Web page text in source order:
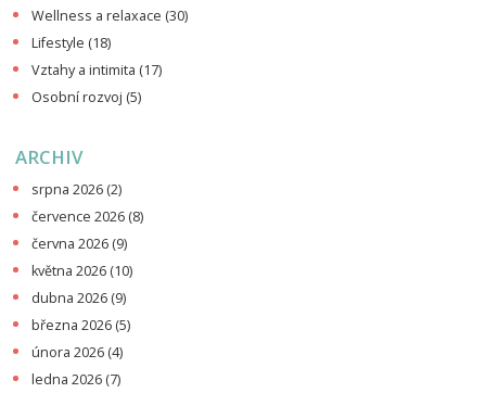
Wellness a relaxace (30)
Lifestyle (18)
Vztahy a intimita (17)
Osobní rozvoj (5)
ARCHIV
srpna 2026 (2)
července 2026 (8)
června 2026 (9)
května 2026 (10)
dubna 2026 (9)
března 2026 (5)
února 2026 (4)
ledna 2026 (7)